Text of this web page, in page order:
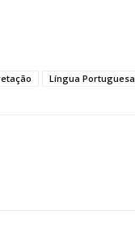
Língua Portuguesa